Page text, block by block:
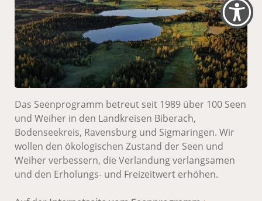
Das Seenprogramm betreut seit 1989 über 100 Seen
und Weiher in den Landkreisen Biberach,
Bodenseekreis, Ravensburg und Sigmaringen. Wir
wollen den ökologischen Zustand der Seen und
Weiher verbessern, die Verlandung verlangsamen
und den Erholungs- und Freizeitwert erhöhen.